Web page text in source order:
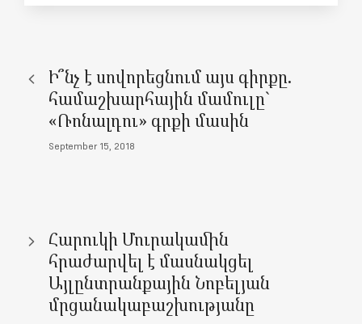
Ի՞նչ է սովորեցնում այս գիրքը.
համաշխարհային մամուլը`
«Ռոնալդու» գրքի մասին
September 15, 2018
Հարուկի Մուրակամին
հրաժարվել է մասնակցել
Այլընտրանքային Նոբելյան
մրցանակաբաշխությանը